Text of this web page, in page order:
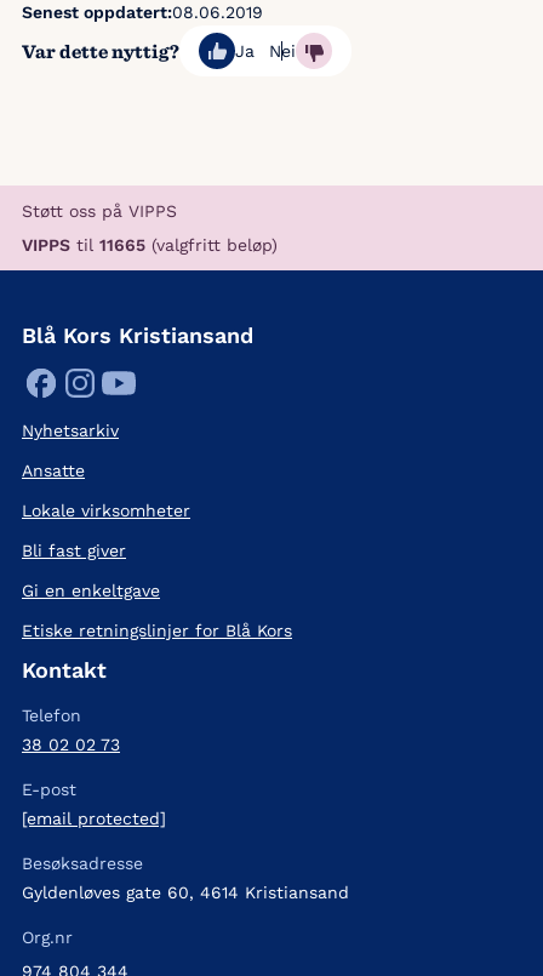
Var dette nyttig? Ja Nei
Senest oppdatert:08.06.2019
Støtt oss på VIPPS
VIPPS til 11665 (valgfritt beløp)
Blå Kors Kristiansand
Nyhetsarkiv
Ansatte
Lokale virksomheter
Bli fast giver
Gi en enkeltgave
Etiske retningslinjer for Blå Kors
Kontakt
Telefon
38 02 02 73
E-post
[email protected]
Besøksadresse
Gyldenløves gate 60, 4614 Kristiansand
Org.nr
974 804 344